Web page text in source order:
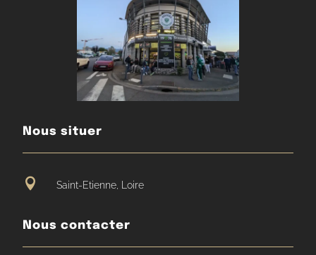
Nous situer
 Saint-Etienne, Loire
Nous contacter